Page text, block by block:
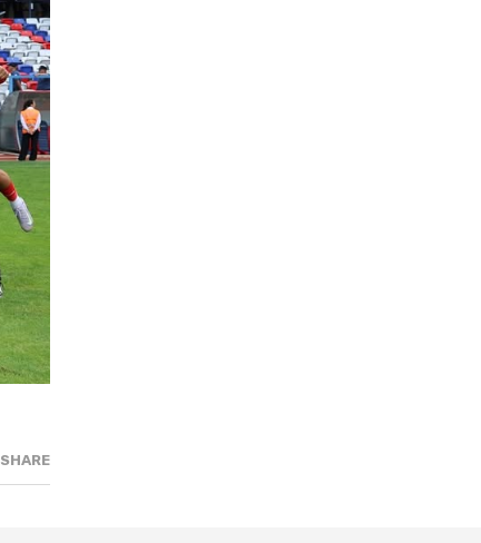
SHARE